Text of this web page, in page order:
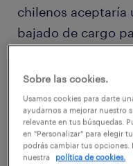
chilenos aceptaría
bajado de cargo
nivel mundial,
cambios de
puntos
promedio global.
aceptar un
Sobre las cookies.
Usamos cookies para darte
ayudarnos a mejorar nuestro
relevante en tus búsquedas.
en "Personalizar" para elegir
podrás cambiar tus
nuestra
política de cookies.